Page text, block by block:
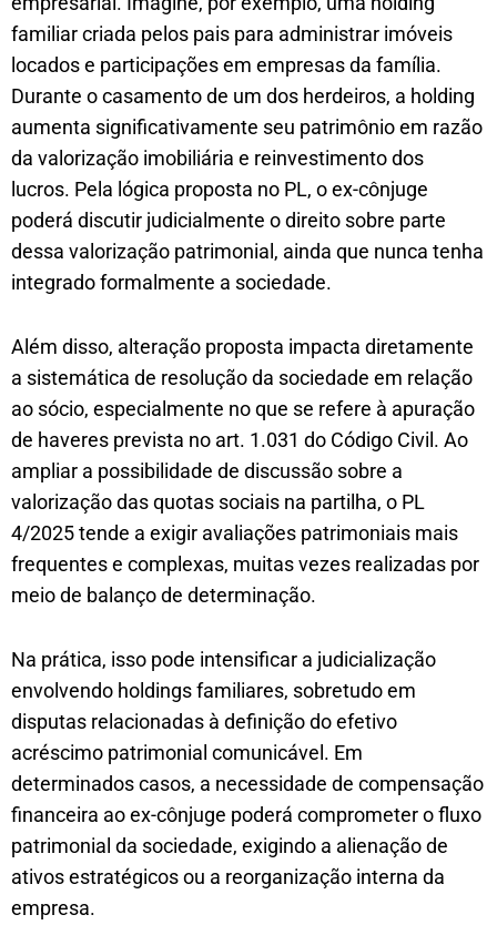
familiar criada pelos pais para administrar imóveis
locados e participações em empresas da família.
Durante o casamento de um dos herdeiros, a holding
aumenta significativamente seu patrimônio em razão
da valorização imobiliária e reinvestimento dos
lucros. Pela lógica proposta no PL, o ex-cônjuge
poderá discutir judicialmente o direito sobre parte
dessa valorização patrimonial, ainda que nunca tenha
integrado formalmente a sociedade.
Além disso, alteração proposta impacta diretamente
a sistemática de resolução da sociedade em relação
ao sócio, especialmente no que se refere à apuração
de haveres prevista no art. 1.031 do Código Civil. Ao
ampliar a possibilidade de discussão sobre a
valorização das quotas sociais na partilha, o PL
4/2025 tende a exigir avaliações patrimoniais mais
frequentes e complexas, muitas vezes realizadas por
meio de balanço de determinação.
Na prática, isso pode intensificar a judicialização
envolvendo holdings familiares, sobretudo em
disputas relacionadas à definição do efetivo
acréscimo patrimonial comunicável. Em
determinados casos, a necessidade de compensação
financeira ao ex-cônjuge poderá comprometer o fluxo
patrimonial da sociedade, exigindo a alienação de
ativos estratégicos ou a reorganização interna da
empresa.